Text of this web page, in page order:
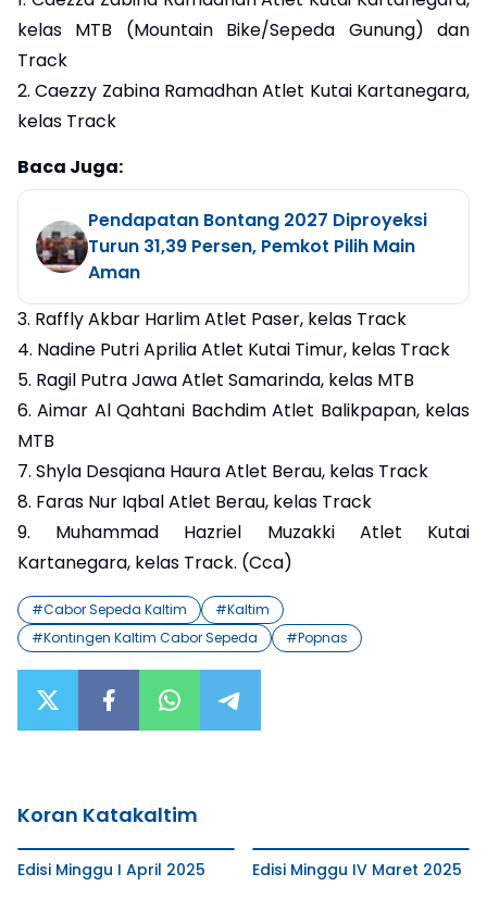
kelas MTB (Mountain Bike/Sepeda Gunung) dan
Track
2. Caezzy Zabina Ramadhan Atlet Kutai Kartanegara,
kelas Track
Baca Juga:
Pendapatan Bontang 2027 Diproyeksi
Turun 31,39 Persen, Pemkot Pilih Main
Aman
3. Raffly Akbar Harlim Atlet Paser, kelas Track
4. Nadine Putri Aprilia Atlet Kutai Timur, kelas Track
5. Ragil Putra Jawa Atlet Samarinda, kelas MTB
6. Aimar Al Qahtani Bachdim Atlet Balikpapan, kelas
MTB
7. Shyla Desqiana Haura Atlet Berau, kelas Track
8. Faras Nur Iqbal Atlet Berau, kelas Track
9. Muhammad Hazriel Muzakki Atlet Kutai
Kartanegara, kelas Track. (Cca)
#Cabor Sepeda Kaltim #Kaltim
#Kontingen Kaltim Cabor Sepeda #Popnas
Koran Katakaltim
Edisi Minggu I April 2025 Edisi Minggu IV Maret 2025